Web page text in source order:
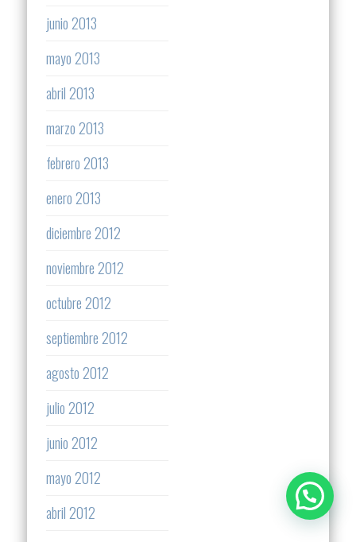
junio 2013
mayo 2013
abril 2013
marzo 2013
febrero 2013
enero 2013
diciembre 2012
noviembre 2012
octubre 2012
septiembre 2012
agosto 2012
julio 2012
junio 2012
mayo 2012
abril 2012